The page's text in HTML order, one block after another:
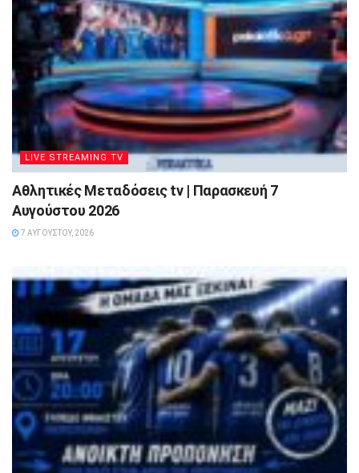
LIVE STREAMING TV
Αθλητικές Μεταδόσεις tv | Παρασκευή 7
Αυγούστου 2026
7 ΑΥΓΟΎΣΤΟΥ, 2026